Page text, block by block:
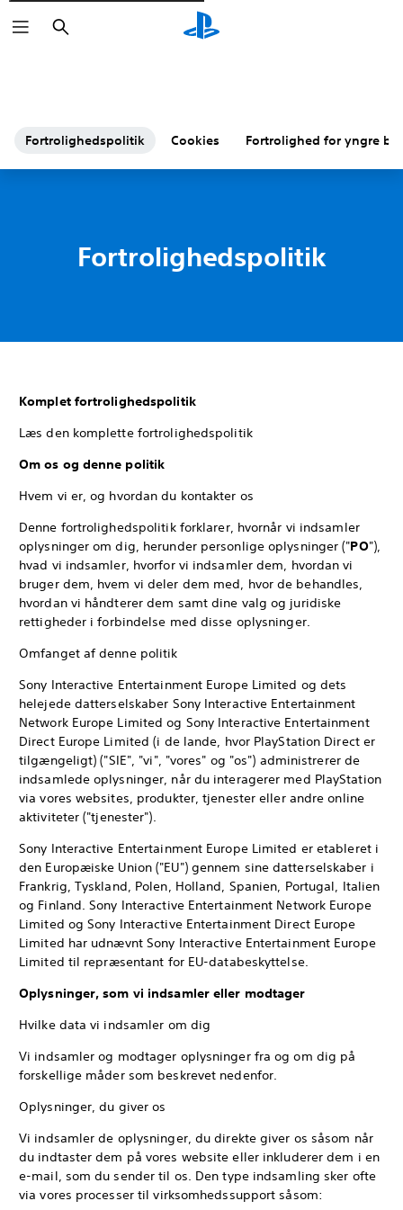
Søg
Fortrolighedspolitik Cookies Fortrolighed for yngre
Fortrolighedspolitik
Komplet fortrolighedspolitik
Læs den komplette fortrolighedspolitik
Om os og denne politik
Hvem vi er, og hvordan du kontakter os
Denne fortrolighedspolitik forklarer, hvornår vi indsamler
oplysninger om dig, herunder personlige oplysninger ("PO"),
hvad vi indsamler, hvorfor vi indsamler dem, hvordan vi
bruger dem, hvem vi deler dem med, hvor de behandles,
hvordan vi håndterer dem samt dine valg og juridiske
rettigheder i forbindelse med disse oplysninger.
Omfanget af denne politik
Sony Interactive Entertainment Europe Limited og dets
helejede datterselskaber Sony Interactive Entertainment
Network Europe Limited og Sony Interactive Entertainment
Direct Europe Limited (i de lande, hvor PlayStation Direct er
tilgængeligt) ("SIE", "vi", "vores" og "os") administrerer de
indsamlede oplysninger, når du interagerer med PlayStation
via vores websites, produkter, tjenester eller andre online
aktiviteter ("tjenester").
Sony Interactive Entertainment Europe Limited er etableret i
den Europæiske Union ("EU") gennem sine datterselskaber i
Frankrig, Tyskland, Polen, Holland, Spanien, Portugal, Italien
og Finland. Sony Interactive Entertainment Network Europe
Limited og Sony Interactive Entertainment Direct Europe
Limited har udnævnt Sony Interactive Entertainment Europe
Limited til repræsentant for EU-databeskyttelse.
Oplysninger, som vi indsamler eller modtager
Hvilke data vi indsamler om dig
Vi indsamler og modtager oplysninger fra og om dig på
forskellige måder som beskrevet nedenfor.
Oplysninger, du giver os
Vi indsamler de oplysninger, du direkte giver os såsom når
du indtaster dem på vores website eller inkluderer dem i en
e-mail, som du sender til os. Den type indsamling sker ofte
via vores processer til virksomhedssupport såsom: